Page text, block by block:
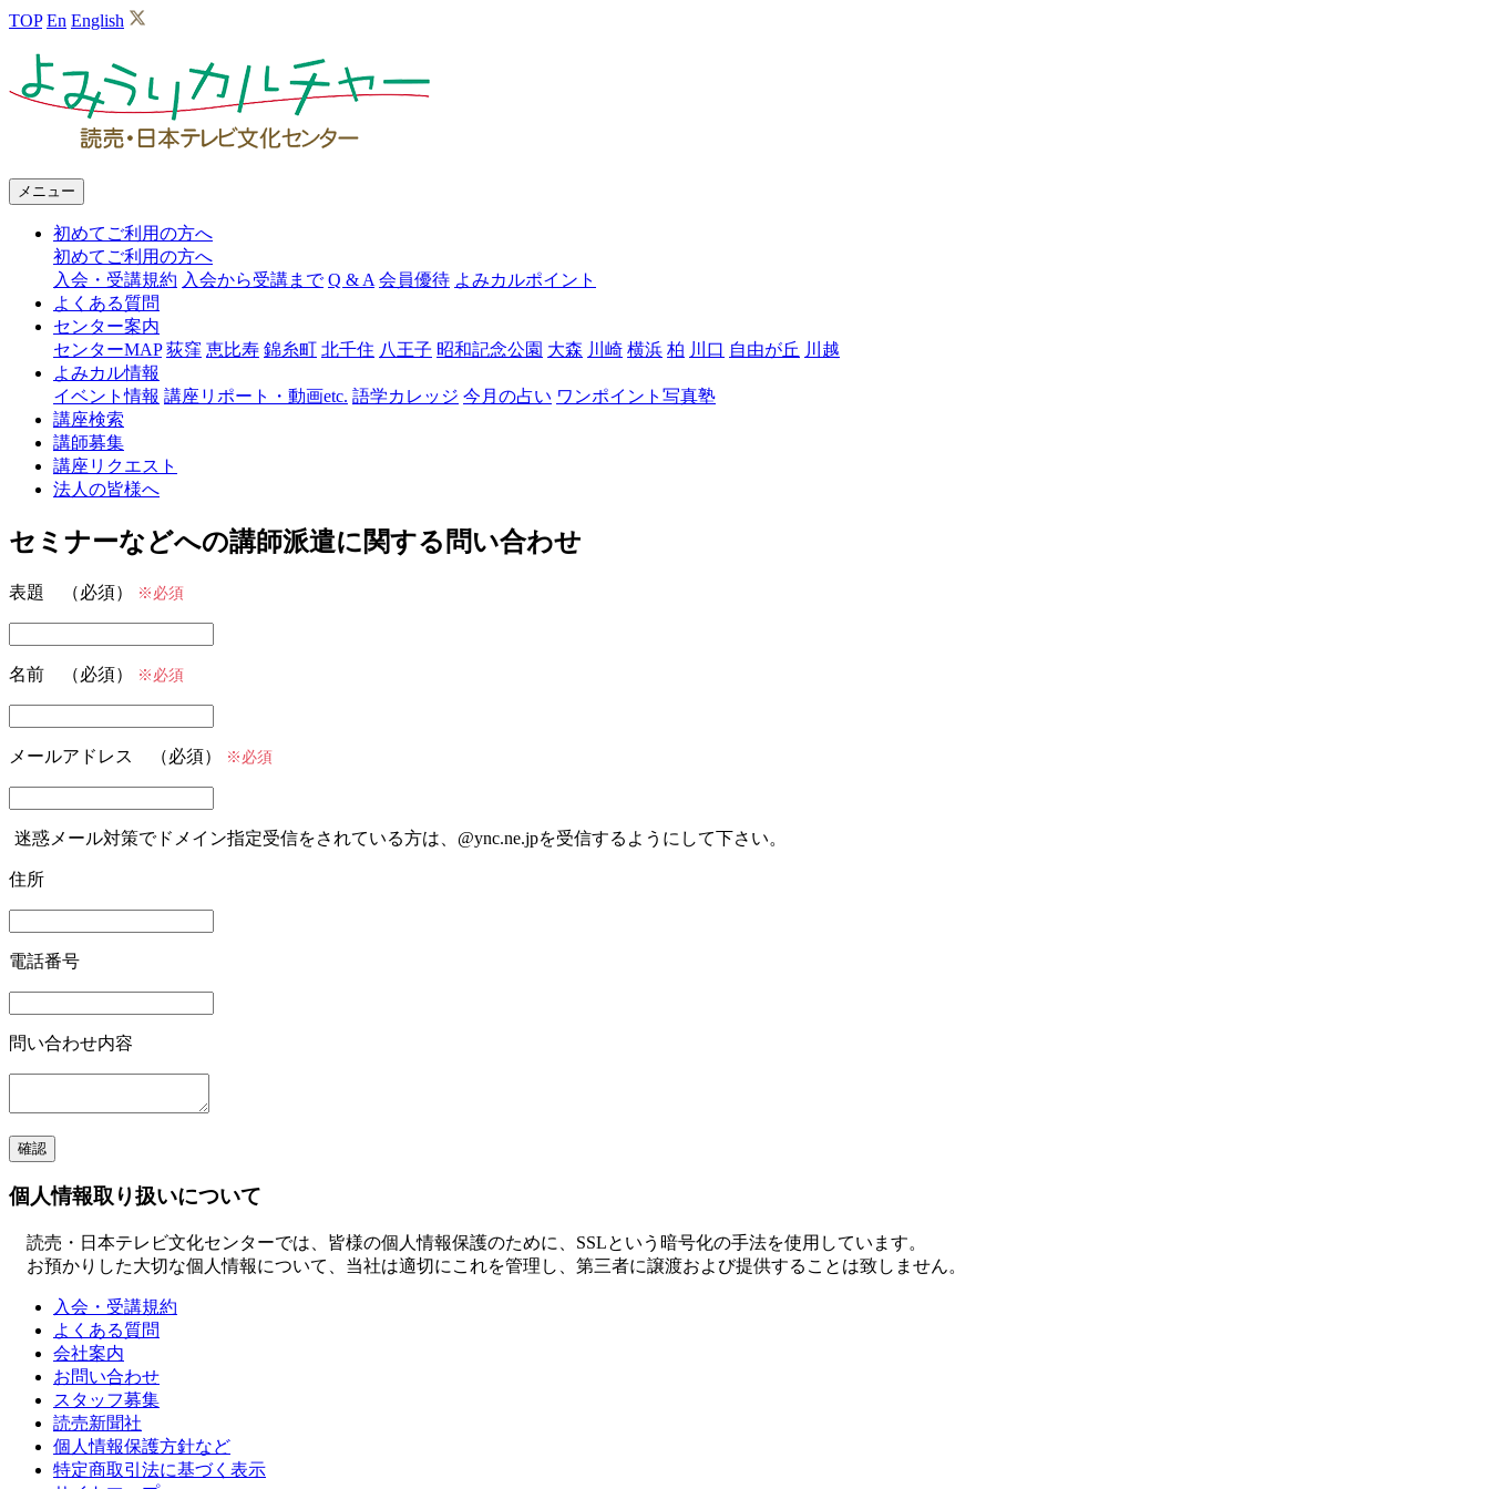
TOP En English
チ
ー
メニュー
初めてご利用の方へ
初めてご利用の方へ
入会・受講規約 入会から受講まで Q & A 会員優待 よみカルポイント
よくある質問
センター案内
センターMAP 荻窪 恵比寿 錦糸町 北千住 八王子 昭和記念公園 大森 川崎 横浜 柏 川口 自由が丘 川越
よみカル情報
イベント情報 講座リポート・動画etc. 語学カレッジ 今月の占い ワンポイント写真塾
講座検索
講師募集
講座リクエスト
法人の皆様へ
セミナーなどへの講師派遣に関する問い合わせ
表題 （必須） ※必須
名前 （必須） ※必須
メールアドレス （必須） ※必須
迷惑メール対策でドメイン指定受信をされている方は、@ync.ne.jpを受信するようにして下さい。
住所
電話番号
問い合わせ内容
個人情報取り扱いについて
読売・日本テレビ文化センターでは、皆様の個人情報保護のために、SSLという暗号化の手法を使用しています。
お預かりした大切な個人情報について、当社は適切にこれを管理し、第三者に譲渡および提供することは致しません。
入会・受講規約
よくある質問
会社案内
お問い合わせ
スタッフ募集
読売新聞社
個人情報保護方針など
特定商取引法に基づく表示